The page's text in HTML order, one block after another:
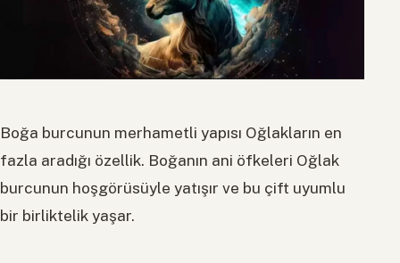
Boğa burcunun merhametli yapısı Oğlakların en
fazla aradığı özellik. Boğanın ani öfkeleri Oğlak
burcunun hoşgörüsüyle yatışır ve bu çift uyumlu
bir birliktelik yaşar.